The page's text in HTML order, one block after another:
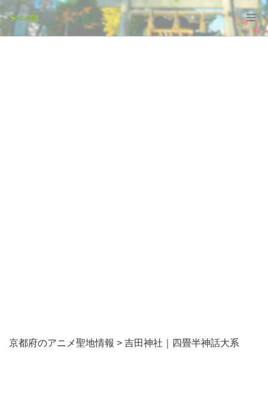
京都府のアニメ聖地情報 > 吉田神社｜四畳半神話大系